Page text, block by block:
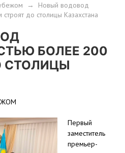
→ Новый водовод
до столицы Казахстана
БОЛЕЕ 200
СТОЛИЦЫ
Первый
заместитель
премьер-